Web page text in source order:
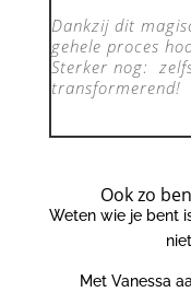
Dankzij dit
gehele proces
Sterker nog:
transformerend!
Ook zo
Weten wie je bent
Met Vanessa